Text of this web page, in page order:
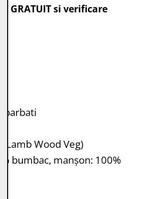
GRATUIT si verificare
barbati
Wood Veg)
bumbac, manșon: 100%